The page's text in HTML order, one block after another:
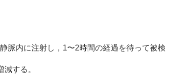
脈内に注射し，1〜2時間の経過を待って被検
する。